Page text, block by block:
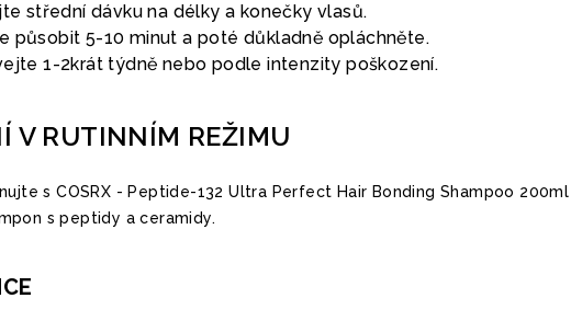
střední dávku na délky a konečky vlasů.
působit 5-10 minut a poté důkladně opláchněte.
1-2krát týdně nebo podle intenzity poškození.
V RUTINNÍM REŽIMU
s COSRX - Peptide-132 Ultra Perfect Hair Bonding Shampoo
s peptidy a ceramidy.